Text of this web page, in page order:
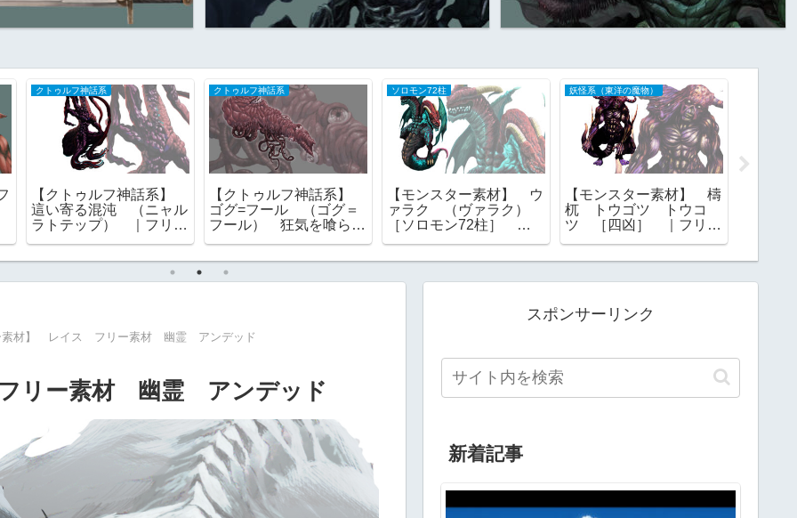
クトゥルフ神話系
【クトゥルフ神話系】
這い寄る混沌 （ニャル
ラトテップ） ｜フリー
クトゥルフ神話系
【クトゥルフ神話系】
ゴグ=フール （ゴグ＝
フール） 狂気を喰らう
ソロモン72柱
【モンスター素材】 ウ
ァラク （ヴァラク）
［ソロモン72柱］ 総
妖怪系（東洋の魔物）
【モンスター素材】 檮
杌 トウゴツ トウコ
ツ ［四凶］ ｜フリー
素材】 レイス フリー素材 幽霊 アンデッド
リー素材 幽霊 アンデッド
スポンサーリンク
新着記事